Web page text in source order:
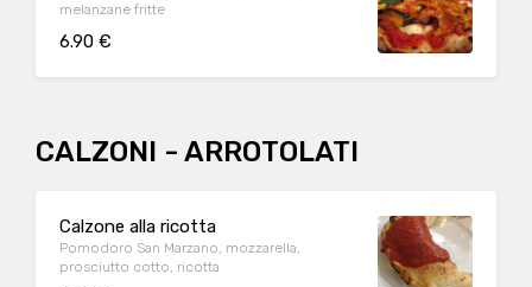
melanzane fritte
6.90 €
CALZONI - ARROTOLATI
Calzone alla ricotta
Pomodoro San Marzano, mozzarella,
prosciutto cotto, ricotta